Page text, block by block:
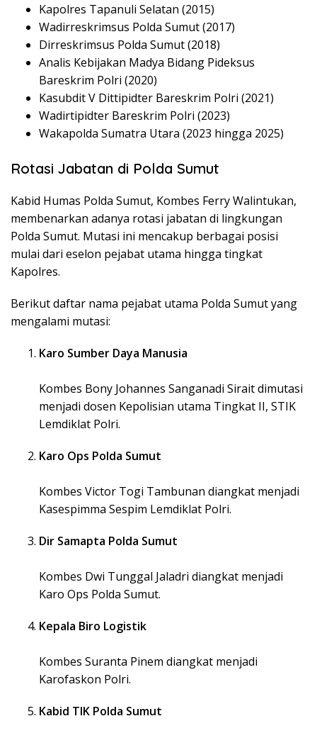
Kapolres Tapanuli Selatan (2015)
Wadirreskrimsus Polda Sumut (2017)
Dirreskrimsus Polda Sumut (2018)
Analis Kebijakan Madya Bidang Pideksus
Bareskrim Polri (2020)
Kasubdit V Dittipidter Bareskrim Polri (2021)
Wadirtipidter Bareskrim Polri (2023)
Wakapolda Sumatra Utara (2023 hingga 2025)
Rotasi Jabatan di Polda Sumut
Kabid Humas Polda Sumut, Kombes Ferry Walintukan,
membenarkan adanya rotasi jabatan di lingkungan
Polda Sumut. Mutasi ini mencakup berbagai posisi
mulai dari eselon pejabat utama hingga tingkat
Kapolres.
Berikut daftar nama pejabat utama Polda Sumut yang
mengalami mutasi:
Karo Sumber Daya Manusia
Kombes Bony Johannes Sanganadi Sirait dimutasi
menjadi dosen Kepolisian utama Tingkat II, STIK
Lemdiklat Polri.
Karo Ops Polda Sumut
Kombes Victor Togi Tambunan diangkat menjadi
Kasespimma Sespim Lemdiklat Polri.
Dir Samapta Polda Sumut
Kombes Dwi Tunggal Jaladri diangkat menjadi
Karo Ops Polda Sumut.
Kepala Biro Logistik
Kombes Suranta Pinem diangkat menjadi
Karofaskon Polri.
Kabid TIK Polda Sumut